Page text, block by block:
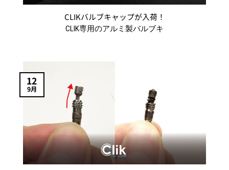
CLIKバルブキャップが入荷！
CLIK専用のアルミ製バルブキ
12
9月